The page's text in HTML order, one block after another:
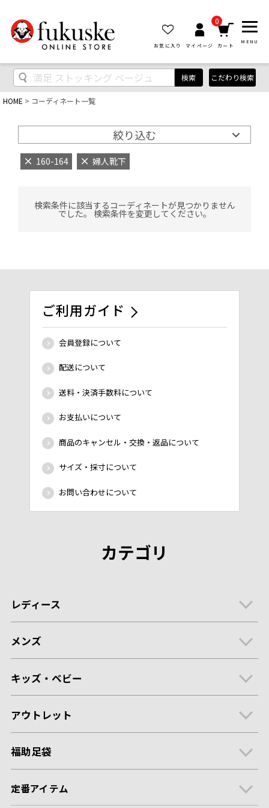
お気に入り マイページ
0
カート
MENU
検索 こだわり検索
HOME コーディネート一覧
絞り込む
160-164 婦人靴下
検索条件に該当するコーディネートが見つかりません
でした。 検索条件を変更してください。
ご利用ガイド
会員登録について
配送について
送料・決済手数料について
お支払いについて
商品のキャンセル・交換・返品について
サイズ・採寸について
お問い合わせについて
カテゴリ
レディース
メンズ
キッズ・ベビー
アウトレット
福助足袋
定番アイテム